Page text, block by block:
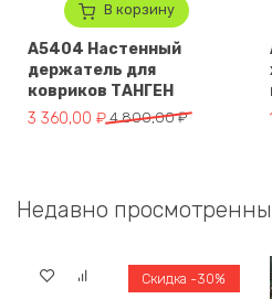
В корзину
A5404 Настенный
держатель для
ковриков ТАНГЕН
4 800,00₽
Первоначальная цена
3 360,00 ₽
Текущая цена: 3 360,00 ₽.
Недавно
Скидка -30%